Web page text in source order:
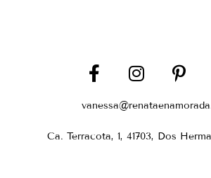
Ca. Terracota, 1, 41703, Dos